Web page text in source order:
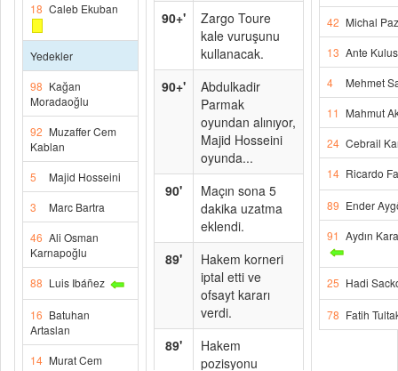
18 Caleb Ekuban
Yedekler
98 Kağan
Moradaoğlu
92 Muzaffer Cem
Kablan
5
Majid Hosseini
3
Marc Bartra
46 Ali Osman
Karnapoğlu
88 Luis Ibáñez
16 Batuhan
Artaslan
14 Murat Cem
90+'
Zargo Toure
kale vuruşunu
kullanacak.
90+'
Abdulkadir
Parmak
oyundan alınıyor,
Majid Hosseini
oyunda...
90'
Maçın sona 5
dakika uzatma
eklendi.
89'
Hakem korneri
iptal etti ve
ofsayt kararı
verdi.
89'
Hakem
pozisyonu
42 Michal
13 Ante
4
Mehmet
11 Mahmut
24 Cebrail
14 Ricardo
89 Ender
91 Aydın
25 Hadi
78 Fatih